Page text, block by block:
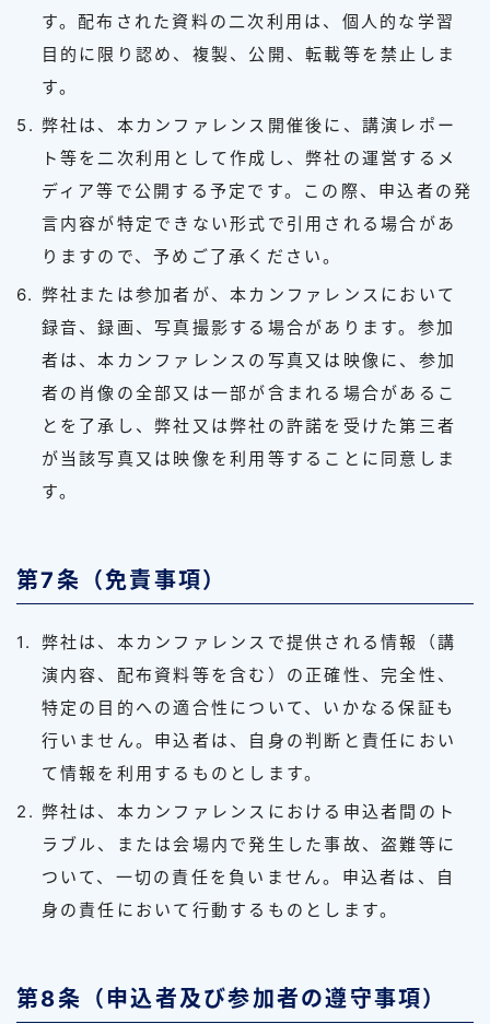
す。配布された資料の二次利用は、個人的な学習
目的に限り認め、複製、公開、転載等を禁止しま
す。
弊社は、本カンファレンス開催後に、講演レポー
ト等を二次利用として作成し、弊社の運営するメ
ディア等で公開する予定です。この際、申込者の発
言内容が特定できない形式で引用される場合があ
りますので、予めご了承ください。
弊社または参加者が、本カンファレンスにおいて
録音、録画、写真撮影する場合があります。参加
者は、本カンファレンスの写真又は映像に、参加
者の肖像の全部又は一部が含まれる場合があるこ
とを了承し、弊社又は弊社の許諾を受けた第三者
が当該写真又は映像を利用等することに同意しま
す。
第7条（免責事項）
弊社は、本カンファレンスで提供される情報（講
演内容、配布資料等を含む）の正確性、完全性、
特定の目的への適合性について、いかなる保証も
行いません。申込者は、自身の判断と責任におい
て情報を利用するものとします。
弊社は、本カンファレンスにおける申込者間のト
ラブル、または会場内で発生した事故、盗難等に
ついて、一切の責任を負いません。申込者は、自
身の責任において行動するものとします。
第8条（申込者及び参加者の遵守事項）